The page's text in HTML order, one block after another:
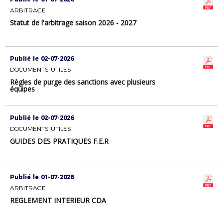
ARBITRAGE
Statut de l'arbitrage saison 2026 - 2027
Publié le 02-07-2026
DOCUMENTS UTILES
Règles de purge des sanctions avec plusieurs
équipes
Publié le 02-07-2026
DOCUMENTS UTILES
GUIDES DES PRATIQUES F.E.R
Publié le 01-07-2026
ARBITRAGE
REGLEMENT INTERIEUR CDA